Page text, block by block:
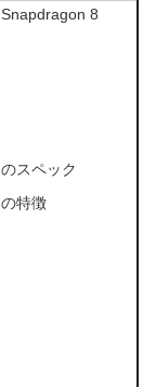
8
スペック
特徴